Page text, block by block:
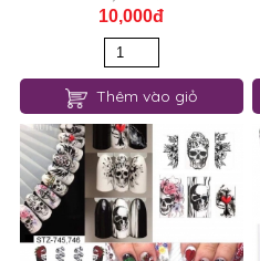
10,000đ
Thêm vào giỏ